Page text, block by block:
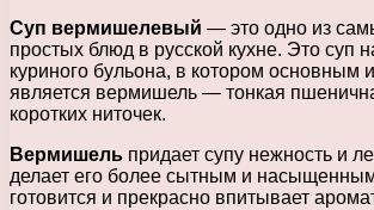
Суп вермишелевый — это одно из
простых блюд в русской кухне. Это суп
куриного бульона, в котором основным
является вермишель — тонкая
коротких ниточек.
Вермишель придает супу нежность и
делает его более сытным и
готовится и прекрасно впитывает